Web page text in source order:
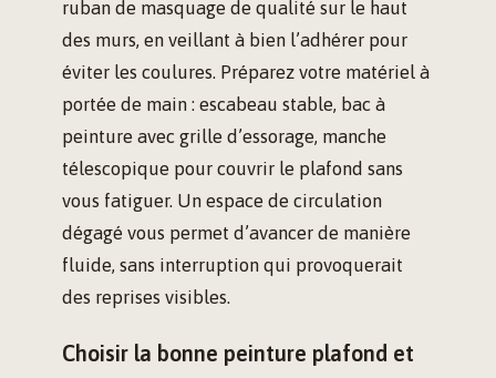
ruban de masquage de qualité sur le haut
des murs, en veillant à bien l’adhérer pour
éviter les coulures. Préparez votre matériel à
portée de main : escabeau stable, bac à
peinture avec grille d’essorage, manche
télescopique pour couvrir le plafond sans
vous fatiguer. Un espace de circulation
dégagé vous permet d’avancer de manière
fluide, sans interruption qui provoquerait
des reprises visibles.
Choisir la bonne peinture plafond et